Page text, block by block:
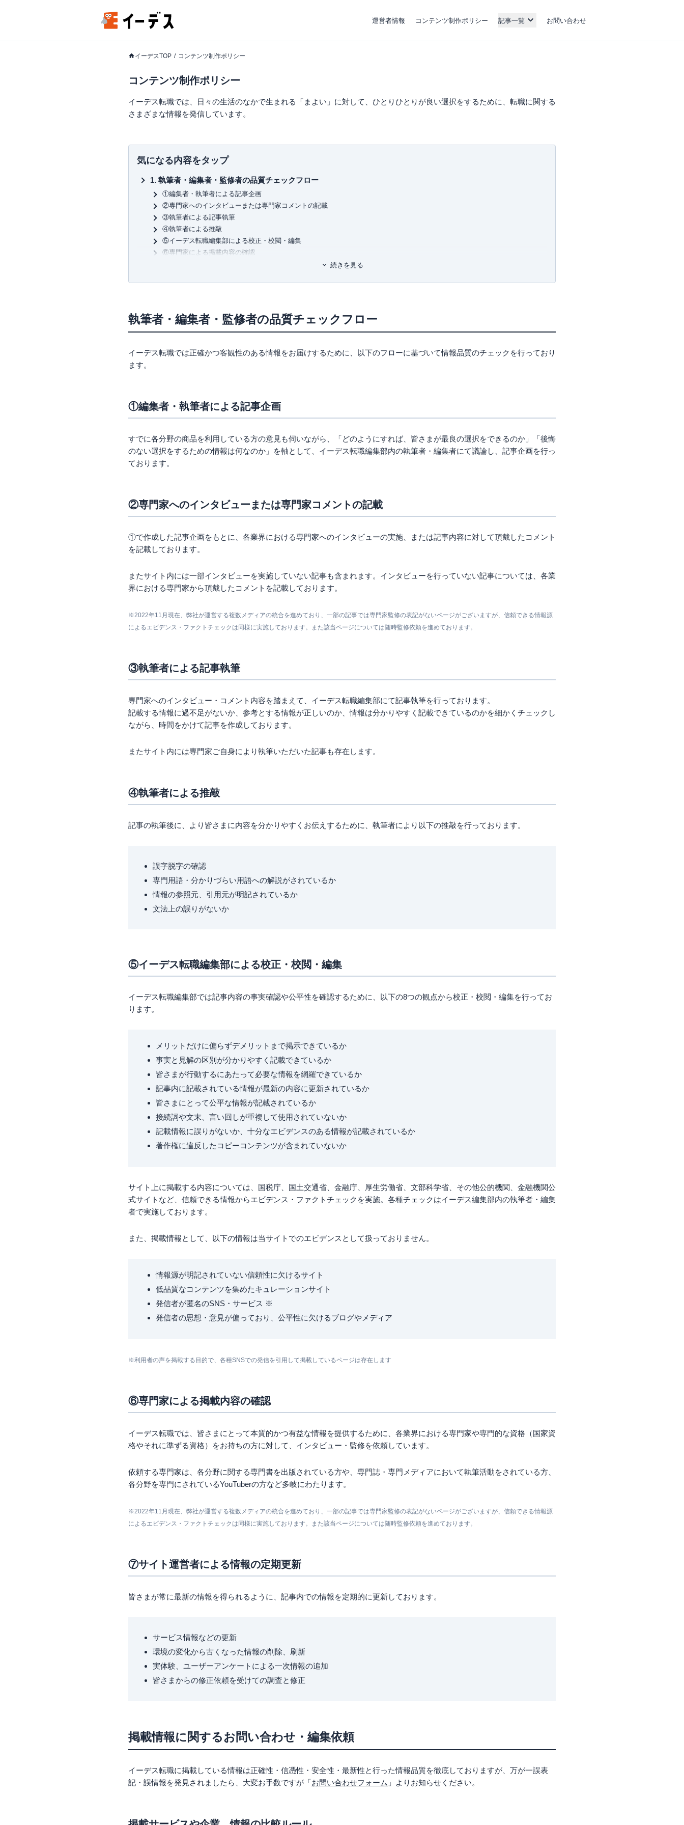
運営者情報 コンテンツ制作ポリシー 記事一覧 お問い合わせ
イーデスTOP コンテンツ制作ポリシー
コンテンツ制作ポリシー
イーデス転職では、日々の生活のなかで生まれる「まよい」に対して、ひとりひとりが良い選択をするために、転職に関する
さまざまな情報を発信しています。
気になる内容をタップ
執筆者・編集者・監修者の品質チェックフロー
①編集者・執筆者による記事企画
②専門家へのインタビューまたは専門家コメントの記載
③執筆者による記事執筆
④執筆者による推敲
⑤イーデス転職編集部による校正・校閲・編集
⑥専門家による掲載内容の確認
掲載情報に関するお問い合わせ・編集依頼
提携事業者の安全性の確認
反社会的勢力との関係性がないことの確認
広告掲載について
続きを見る
執筆者・編集者・監修者の品質チェックフロー
イーデス転職では正確かつ客観性のある情報をお届けするために、以下のフローに基づいて情報品質のチェックを行っており
ます。
①編集者・執筆者による記事企画
すでに各分野の商品を利用している方の意見も伺いながら、「どのようにすれば、皆さまが最良の選択をできるのか」「後悔
のない選択をするための情報は何なのか」を軸として、イーデス転職編集部内の執筆者・編集者にて議論し、記事企画を行っ
ております。
②専門家へのインタビューまたは専門家コメントの記載
①で作成した記事企画をもとに、各業界における専門家へのインタビューの実施、または記事内容に対して頂戴したコメント
を記載しております。
またサイト内には一部インタビューを実施していない記事も含まれます。インタビューを行っていない記事については、各業
界における専門家から頂戴したコメントを記載しております。
※2022年11月現在、弊社が運営する複数メディアの統合を進めており、一部の記事では専門家監修の表記がないページがございますが、信頼できる情報源
によるエビデンス・ファクトチェックは同様に実施しております。また該当ページについては随時監修依頼を進めております。
③執筆者による記事執筆
専門家へのインタビュー・コメント内容を踏まえて、イーデス転職編集部にて記事執筆を行っております。
記載する情報に過不足がないか、参考とする情報が正しいのか、情報は分かりやすく記載できているのかを細かくチェックし
ながら、時間をかけて記事を作成しております。
またサイト内には専門家ご自身により執筆いただいた記事も存在します。
④執筆者による推敲
記事の執筆後に、より皆さまに内容を分かりやすくお伝えするために、執筆者により以下の推敲を行っております。
誤字脱字の確認
専門用語・分かりづらい用語への解説がされているか
情報の参照元、引用元が明記されているか
文法上の誤りがないか
⑤イーデス転職編集部による校正・校閲・編集
イーデス転職編集部では記事内容の事実確認や公平性を確認するために、以下の8つの観点から校正・校閲・編集を行ってお
ります。
メリットだけに偏らずデメリットまで掲示できているか
事実と見解の区別が分かりやすく記載できているか
皆さまが行動するにあたって必要な情報を網羅できているか
記事内に記載されている情報が最新の内容に更新されているか
皆さまにとって公平な情報が記載されているか
接続詞や文末、言い回しが重複して使用されていないか
記載情報に誤りがないか、十分なエビデンスのある情報が記載されているか
著作権に違反したコピーコンテンツが含まれていないか
サイト上に掲載する内容については、国税庁、国土交通省、金融庁、厚生労働省、文部科学省、その他公的機関、金融機関公
式サイトなど、信頼できる情報からエビデンス・ファクトチェックを実施。各種チェックはイーデス編集部内の執筆者・編集
者で実施しております。
また、掲載情報として、以下の情報は当サイトでのエビデンスとして扱っておりません。
情報源が明記されていない信頼性に欠けるサイト
低品質なコンテンツを集めたキュレーションサイト
発信者が匿名のSNS・サービス ※
発信者の思想・意見が偏っており、公平性に欠けるブログやメディア
※利用者の声を掲載する目的で、各種SNSでの発信を引用して掲載しているページは存在します
⑥専門家による掲載内容の確認
イーデス転職では、皆さまにとって本質的かつ有益な情報を提供するために、各業界における専門家や専門的な資格（国家資
格やそれに準ずる資格）をお持ちの方に対して、インタビュー・監修を依頼しています。
依頼する専門家は、各分野に関する専門書を出版されている方や、専門誌・専門メディアにおいて執筆活動をされている方、
各分野を専門にされているYouTuberの方など多岐にわたります。
※2022年11月現在、弊社が運営する複数メディアの統合を進めており、一部の記事では専門家監修の表記がないページがございますが、信頼できる情報源
によるエビデンス・ファクトチェックは同様に実施しております。また該当ページについては随時監修依頼を進めております。
⑦サイト運営者による情報の定期更新
皆さまが常に最新の情報を得られるように、記事内での情報を定期的に更新しております。
サービス情報などの更新
環境の変化から古くなった情報の削除、刷新
実体験、ユーザーアンケートによる一次情報の追加
皆さまからの修正依頼を受けての調査と修正
掲載情報に関するお問い合わせ・編集依頼
イーデス転職に掲載している情報は正確性・信憑性・安全性・最新性と行った情報品質を徹底しておりますが、万が一誤表
記・誤情報を発見されましたら、大変お手数ですが「お問い合わせフォーム 」よりお知らせください。